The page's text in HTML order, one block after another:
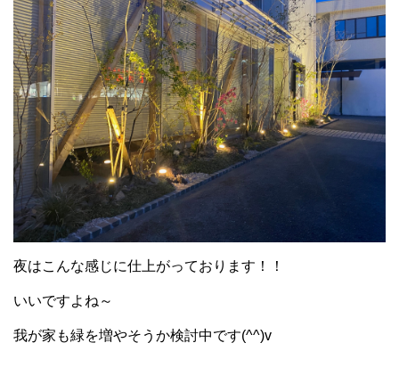
夜はこんな感じに仕上がっております！！
いいですよね～
我が家も緑を増やそうか検討中です(^^)v